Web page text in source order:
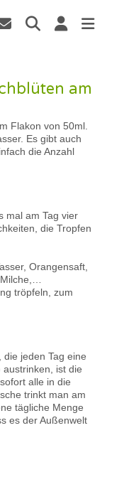
am
Flakon von 50ml.
Es gibt auch
die Anzahl
mal am Tag vier
die Tropfen
Orangensaft,
tröpfeln, zum
jeden Tag eine
austrinken, ist die
alle in die
trinkt man am
tägliche Menge
es der Außenwelt